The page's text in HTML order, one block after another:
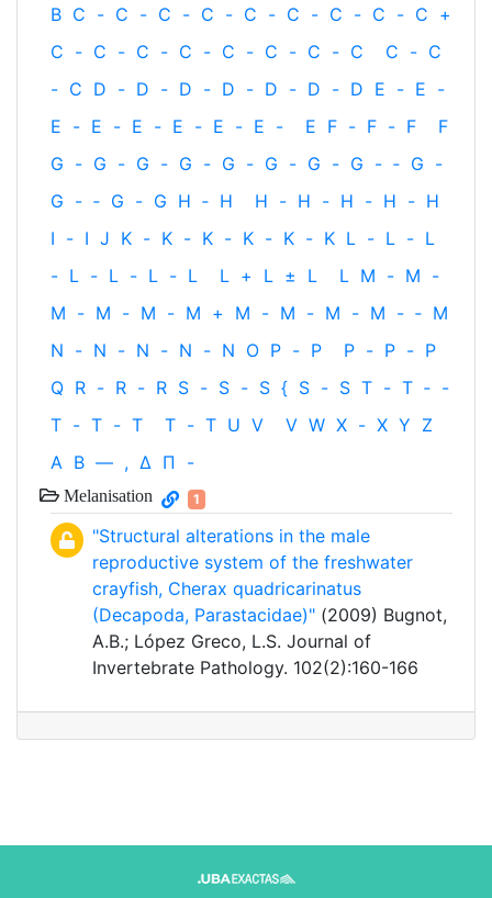
B C - C - C - C - C - C - C - C - C +
C - C - C - C - C - C - C - C C - C
- C D - D - D - D - D - D - D E - E -
E - E - E - E - E - E - E F - F - F
F
G - G - G - G - G - G - G - G - ‐ G -
G - ‐ G - G H ‐ H H - H - H - H - H
I - I J K - K - K - K - K - K L - L - L
- L - L - L - L L + L ± L L M - M -
M - M - M - M + M - M - M - M - ‐ M
N - N - N - N - N O P - P P - P - P
Q R - R - R S - S - S { S - S T - T ‐ -
T - T - T T - T U V V W X - X Y Z
Α Β — , Δ Π -
Melanisation 1
"Structural alterations in the male
reproductive system of the freshwater
crayfish, Cherax quadricarinatus
(Decapoda, Parastacidae)" (2009) Bugnot,
A.B.; López Greco, L.S. Journal of
Invertebrate Pathology. 102(2):160-166